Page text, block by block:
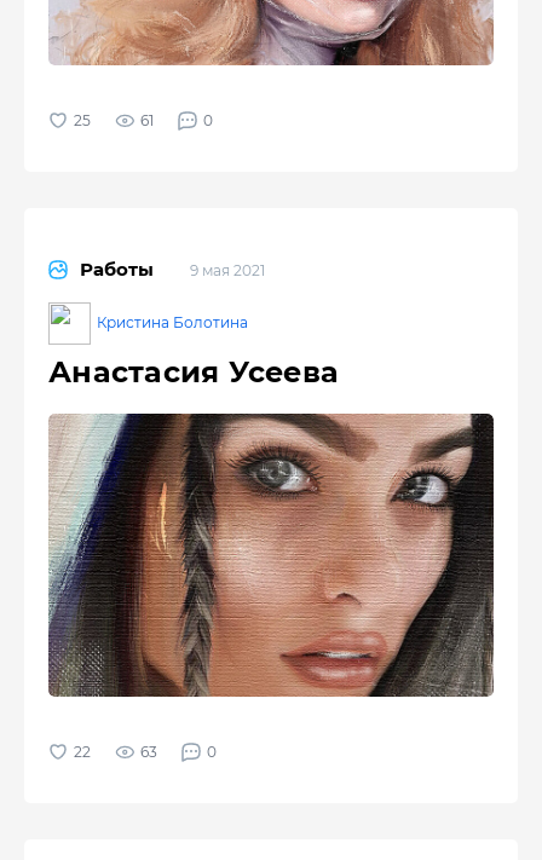
61 0
Работы 9 мая 2021
Кристина Болотина
Анастасия Усеева
63 0